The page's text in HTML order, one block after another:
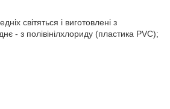
світяться і виготовлені з
- з полівінілхлориду (пластика PVC);